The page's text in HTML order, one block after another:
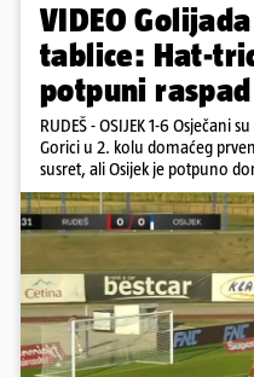
VIDEO
tablice: Hat-
potpuni
RUDEŠ - OSIJEK 1-6 Osječani
Gorici u 2. kolu domaćeg
susret, ali Osijek je potpuno
u 12. minuti, a povećao je u
golovi u dresu 'bijelo-plavih'
gostiju, zabio hat-trick. Mrežu
minuti i 81. minuti. U dugu
Arnel Jakupović golom u 69.
zaostatka u dresu Rudeša
boda na prvom mjestu tablice